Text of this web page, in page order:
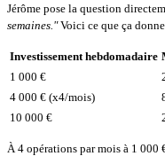
Jérôme pose la question
semaines."Voici ce que ça
Investissement hebdomadaire
1 000 €
4 000 € (x4/mois)
10 000 €
À 4 opérations par mois à 1 000